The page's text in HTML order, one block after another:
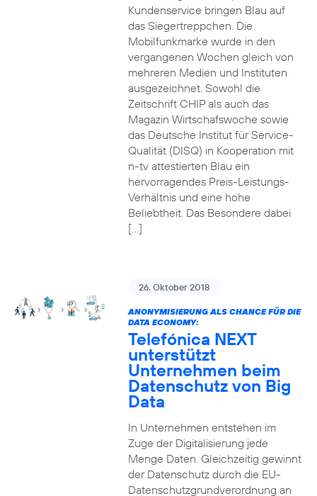
Kundenservice bringen Blau auf
das Siegertreppchen. Die
Mobilfunkmarke wurde in den
vergangenen Wochen gleich von
mehreren Medien und Instituten
ausgezeichnet. Sowohl die
Zeitschrift CHIP als auch das
Magazin Wirtschafswoche sowie
das Deutsche Institut für Service-
Qualität (DISQ) in Kooperation mit
n-tv attestierten Blau ein
hervorragendes Preis-Leistungs-
Verhältnis und eine hohe
Beliebtheit. Das Besondere dabei
[…]
26. Oktober 2018
ANONYMISIERUNG ALS CHANCE FÜR DIE
DATA ECONOMY:
Telefónica NEXT
unterstützt
Unternehmen beim
Datenschutz von Big
Data
In Unternehmen entstehen im
Zuge der Digitalisierung jede
Menge Daten. Gleichzeitig gewinnt
der Datenschutz durch die EU-
Datenschutzgrundverordnung an